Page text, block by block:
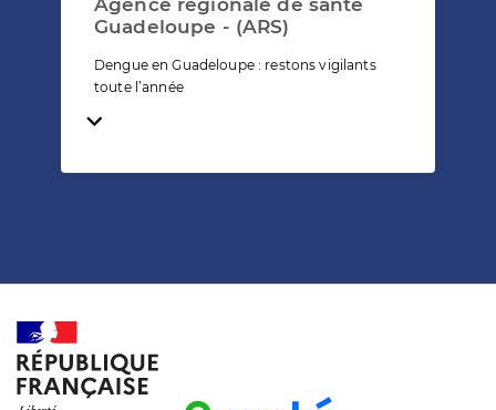
Guadeloupe - (ARS)
Dengue en Guadeloupe : restons vigilants
toute l’année
Temps de lecture